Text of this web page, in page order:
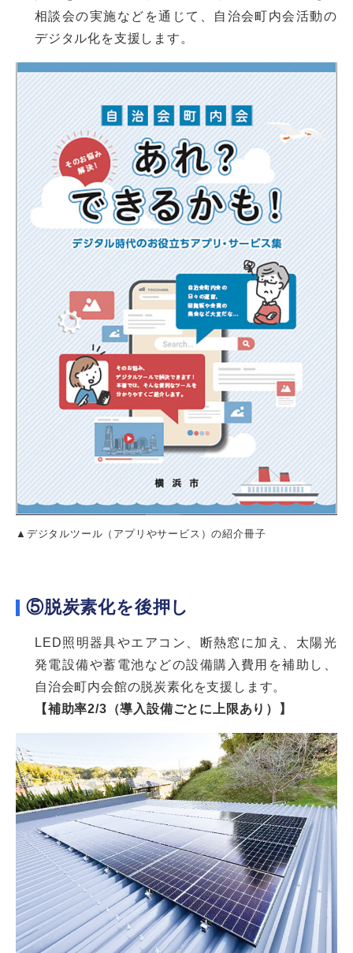
▲デジタルツール（アプリやサービス）の紹介冊子
相談会の実施などを通じて、自治会町内会活動の
デジタル化を支援します。
⑤脱炭素化を後押し
LED照明器具やエアコン、断熱窓に加え、太陽光
発電設備や蓄電池などの設備購入費用を補助し、
自治会町内会館の脱炭素化を支援します。
【補助率2/3（導入設備ごとに上限あり）】